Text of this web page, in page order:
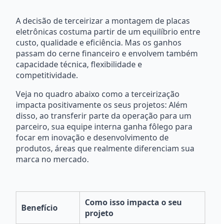
A decisão de terceirizar a montagem de placas
eletrônicas costuma partir de um equilíbrio entre
custo, qualidade e eficiência. Mas os ganhos
passam do cerne financeiro e envolvem também
capacidade técnica, flexibilidade e
competitividade.
Veja no quadro abaixo como a terceirização
impacta positivamente os seus projetos: Além
disso, ao transferir parte da operação para um
parceiro, sua equipe interna ganha fôlego para
focar em inovação e desenvolvimento de
produtos, áreas que realmente diferenciam sua
marca no mercado.
Benefício
Como isso impacta o seu
projeto